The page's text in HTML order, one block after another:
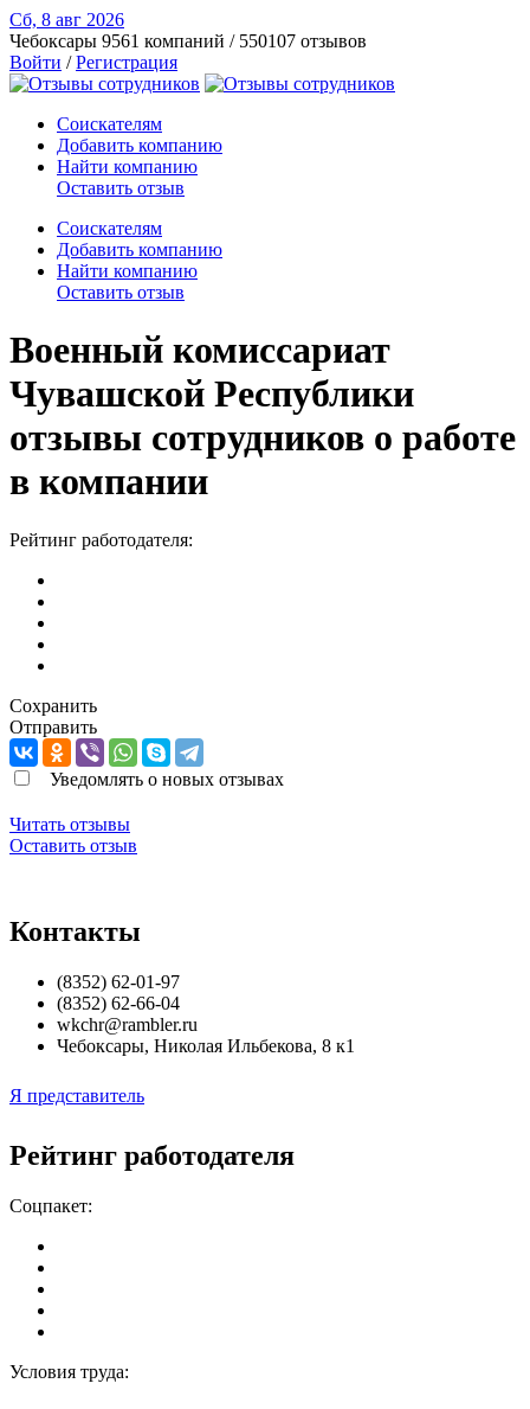
Сб, 8 авг 2026
Чебоксары 9561 компаний / 550107 отзывов
Войти /Регистрация
Соискателям
Добавить компанию
Найти компанию
Оставить отзыв
Соискателям
Добавить компанию
Найти компанию
Оставить отзыв
Военный комиссариат
Чувашской Республики
отзывы сотрудников о работе
в компании
Рейтинг работодателя:
Сохранить
Отправить
Уведомлять о новых отзывах
Читать отзывы
Оставить отзыв
Контакты
(8352) 62-01-97
(8352) 62-66-04
wkchr@rambler.ru
Чебоксары, Николая Ильбекова, 8 к1
Я представитель
Рейтинг работодателя
Соцпакет:
Условия труда: